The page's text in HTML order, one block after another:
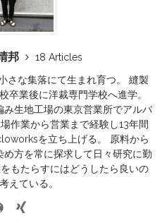
邦
18 Articles
さな集落にて生まれ育つ。 縫製
卒業後に洋裁専門学校へ進学。
生地工場の東京営業所でアルバ
作業から営業まで経験し13年間
を立ち上げる。 原料から
方を常に探求して日々研究に勤
もたらすにはどうしたら良いの
えている。